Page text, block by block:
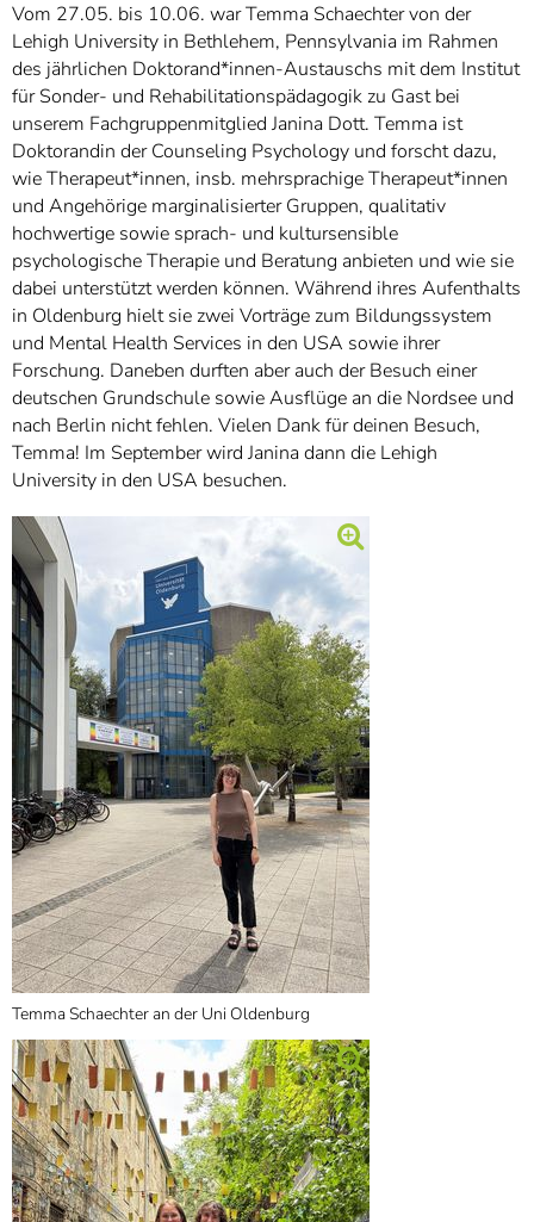
Vom 27.05. bis 10.06. war Temma Schaechter von der
Lehigh University in Bethlehem, Pennsylvania im Rahmen
des jährlichen Doktorand*innen-Austauschs mit dem Institut
für Sonder- und Rehabilitationspädagogik zu Gast bei
unserem Fachgruppenmitglied Janina Dott. Temma ist
Doktorandin der Counseling Psychology und forscht dazu,
wie Therapeut*innen, insb. mehrsprachige Therapeut*innen
und Angehörige marginalisierter Gruppen, qualitativ
hochwertige sowie sprach- und kultursensible
psychologische Therapie und Beratung anbieten und wie sie
dabei unterstützt werden können. Während ihres Aufenthalts
in Oldenburg hielt sie zwei Vorträge zum Bildungssystem
und Mental Health Services in den USA sowie ihrer
Forschung. Daneben durften aber auch der Besuch einer
deutschen Grundschule sowie Ausflüge an die Nordsee und
nach Berlin nicht fehlen. Vielen Dank für deinen Besuch,
Temma! Im September wird Janina dann die Lehigh
University in den USA besuchen.
Temma Schaechter an der Uni Oldenburg